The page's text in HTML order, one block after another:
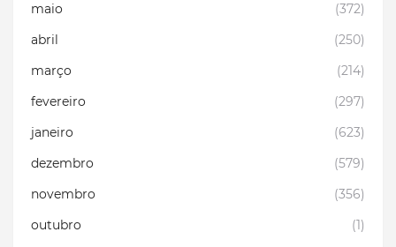
maio
(372)
abril
(250)
março
(214)
fevereiro
(297)
janeiro
(623)
dezembro
(579)
novembro
(356)
outubro
(1)